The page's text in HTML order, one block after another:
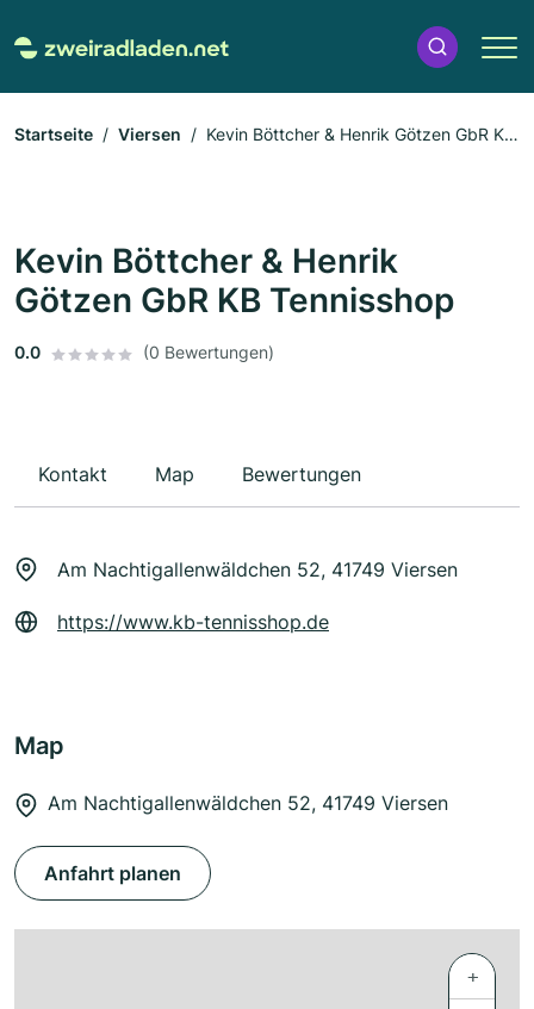
Startseite Viersen
Kevin Böttcher & Henrik Götzen GbR KB
Kevin Böttcher & Henrik
Götzen GbR KB Tennisshop
0.0 (0 Bewertungen)
Kontakt Map Bewertungen
Am Nachtigallenwäldchen 52, 41749 Viersen
https://www.kb-tennisshop.de
Map
Am Nachtigallenwäldchen 52, 41749 Viersen
Anfahrt planen
+